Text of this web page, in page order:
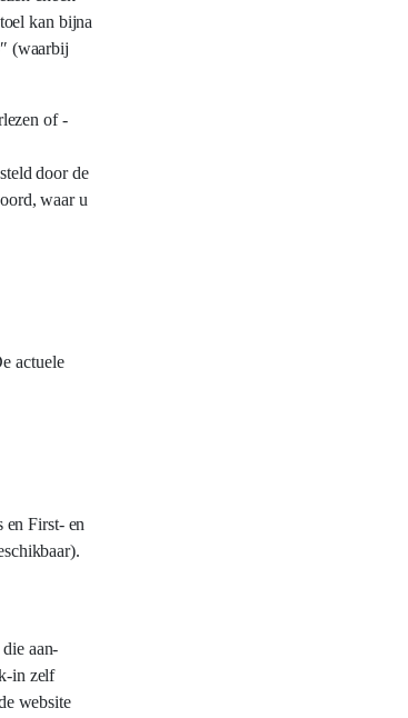
kan bijna
(waarbij
of -
door de
waar u
actuele
First- en
aan-
in zelf
website